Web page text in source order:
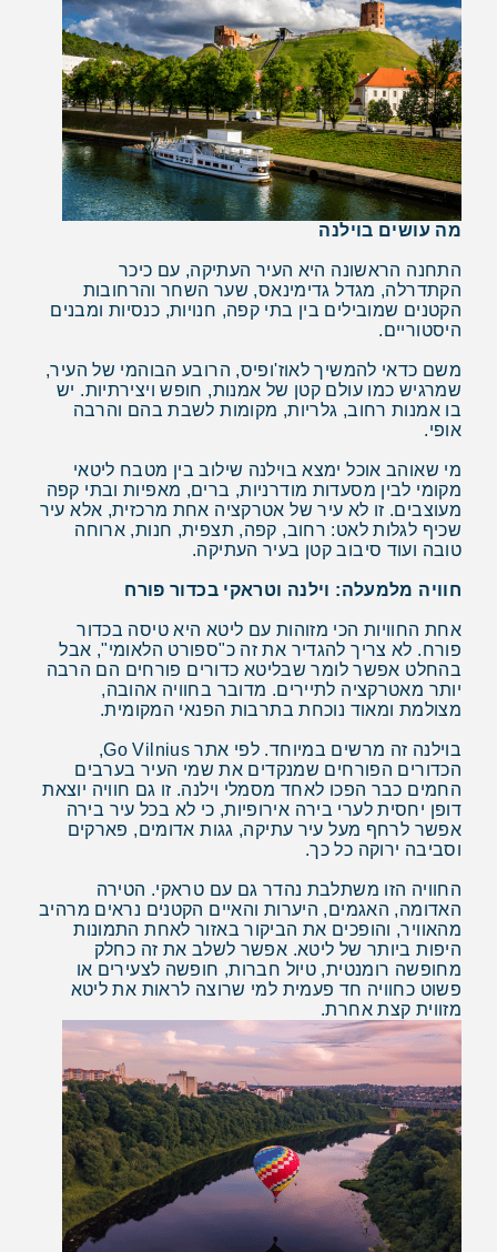
מה עושים בוילנה
התחנה הראשונה היא העיר העתיקה, עם כיכר
הקתדרלה, מגדל גדימינאס, שער השחר והרחובות
הקטנים שמובילים בין בתי קפה, חנויות, כנסיות ומבנים
היסטוריים.
משם כדאי להמשיך לאוז'ופיס, הרובע הבוהמי של העיר,
שמרגיש כמו עולם קטן של אמנות, חופש ויצירתיות. יש
בו אמנות רחוב, גלריות, מקומות לשבת בהם והרבה
אופי.
מי שאוהב אוכל ימצא בוילנה שילוב בין מטבח ליטאי
מקומי לבין מסעדות מודרניות, ברים, מאפיות ובתי קפה
מעוצבים. זו לא עיר של אטרקציה אחת מרכזית, אלא עיר
שכיף לגלות לאט: רחוב, קפה, תצפית, חנות, ארוחה
טובה ועוד סיבוב קטן בעיר העתיקה.
חוויה מלמעלה: וילנה וטראקי בכדור פורח
אחת החוויות הכי מזוהות עם ליטא היא טיסה בכדור
פורח. לא צריך להגדיר את זה כ"ספורט הלאומי", אבל
בהחלט אפשר לומר שבליטא כדורים פורחים הם הרבה
יותר מאטרקציה לתיירים. מדובר בחוויה אהובה,
מצולמת ומאוד נוכחת בתרבות הפנאי המקומית.
בוילנה זה מרשים במיוחד. לפי אתר Go Vilnius,
הכדורים הפורחים שמנקדים את שמי העיר בערבים
החמים כבר הפכו לאחד מסמלי וילנה. זו גם חוויה יוצאת
דופן יחסית לערי בירה אירופיות, כי לא בכל עיר בירה
אפשר לרחף מעל עיר עתיקה, גגות אדומים, פארקים
וסביבה ירוקה כל כך.
החוויה הזו משתלבת נהדר גם עם טראקי. הטירה
האדומה, האגמים, היערות והאיים הקטנים נראים מרהיב
מהאוויר, והופכים את הביקור באזור לאחת התמונות
היפות ביותר של ליטא. אפשר לשלב את זה כחלק
מחופשה רומנטית, טיול חברות, חופשה לצעירים או
פשוט כחוויה חד פעמית למי שרוצה לראות את ליטא
מזווית קצת אחרת.